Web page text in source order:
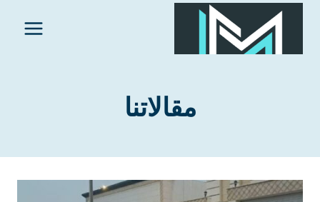
مقالاتنا